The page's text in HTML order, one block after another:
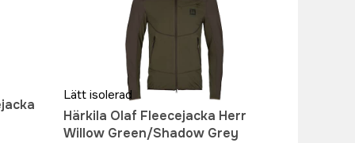
Lätt isolerad
Härkila Olaf Fleecejacka Herr
Willow Green/Shadow Grey